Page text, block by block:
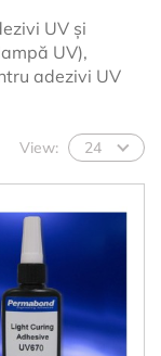
UV și
UV),
adezivi UV
View: 24